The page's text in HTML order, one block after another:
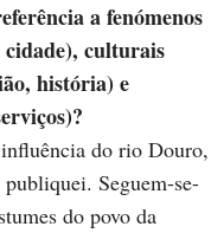
a fenómenos
cidade), culturais
história) e
do rio Douro,
Seguem-se-
do povo da